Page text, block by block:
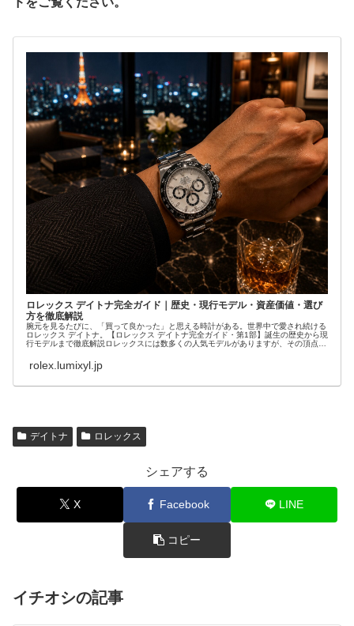
ロレックス デイトナ完全ガイド｜歴史・現行モデル・資産価値・選び
方を徹底解説
腕元を見るたびに、「買って良かった」と思える時計がある。世界中で愛され続ける
ロレックス デイトナ。【ロレックス デイトナ完全ガイド・第1部】誕生の歴史から現
行モデルまで徹底解説ロレックスには数多くの人気モデルがありますが、その頂点に
rolex.lumixyl.jp
デイトナ ロレックス
シェアする
X Facebook LINE
コピー
イチオシの記事